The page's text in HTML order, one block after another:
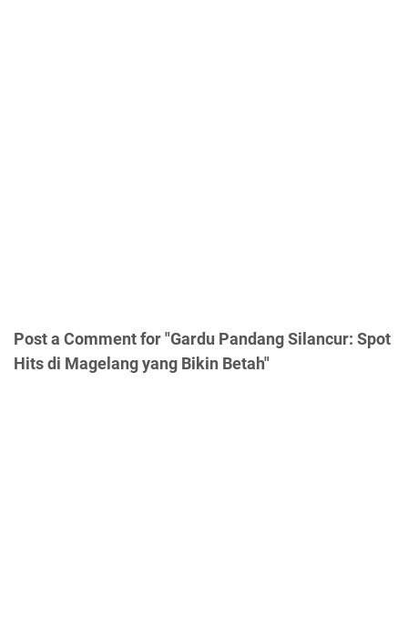
Post a Comment for "Gardu Pandang Silancur: Spot
Hits di Magelang yang Bikin Betah"